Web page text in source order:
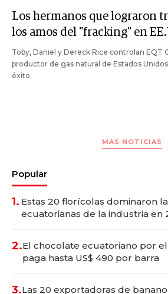
Los hermanos que lograron
los amos del "fracking" en
Toby, Daniel y Dereck Rice controlan EQT
productor de gas natural de Estados
éxito.
MAS NOTICIAS
Popular
1. Estas 20 florícolas dominaron
ecuatorianas de la industria en
2.El chocolate ecuatoriano por
paga hasta US$ 490 por barra
3.Las 20 exportadoras de